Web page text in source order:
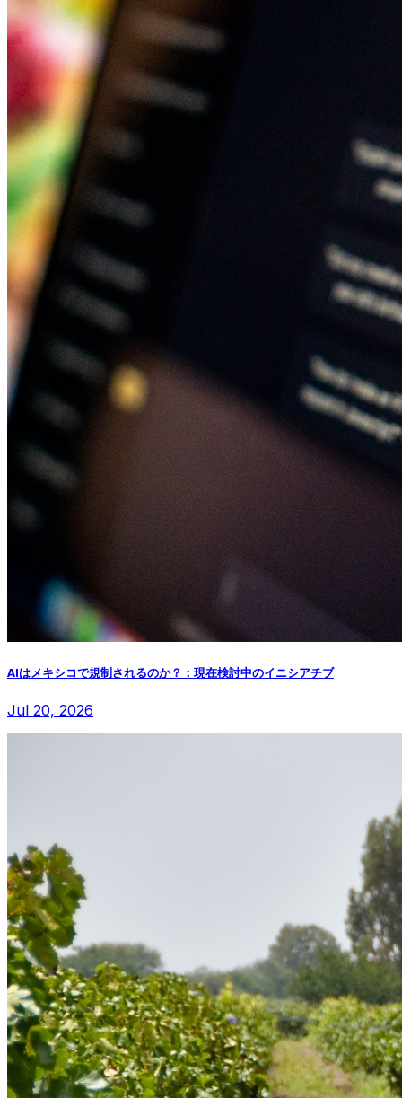
AIはメキシコで規制されるのか？：現在検討中のイニシアチブ
Jul 20, 2026